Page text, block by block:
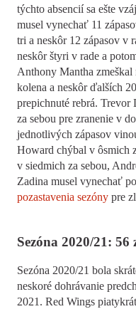
týchto absencií sa ešte
musel vynechať 11
tri a neskôr 12 zápasov v
neskôr štyri v rade a
Anthony Mantha zmeškal
kolena a neskôr ďalších
prepichnuté rebrá. Trevor
za sebou pre zranenie v
jednotlivých zápasov
Howard chýbal v ôsmich
v siedmich za sebou,
Zadina musel vynechať
pozastavenia sezóny pre
Sezóna 2020/21: 56
Sezóna 2020/21 bola
neskoré dohrávanie
2021. Red Wings